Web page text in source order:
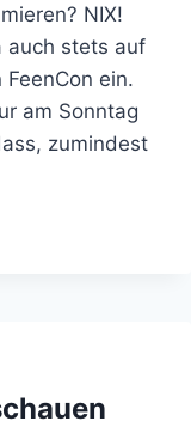
NIX!
auch stets auf
ein.
am Sonntag
zumindest